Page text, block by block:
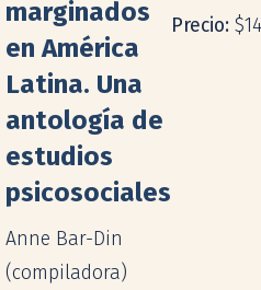
marginados
en América
Latina. Una
antología de
estudios
psicosociales
Anne Bar-Din
(compiladora)
Precio: